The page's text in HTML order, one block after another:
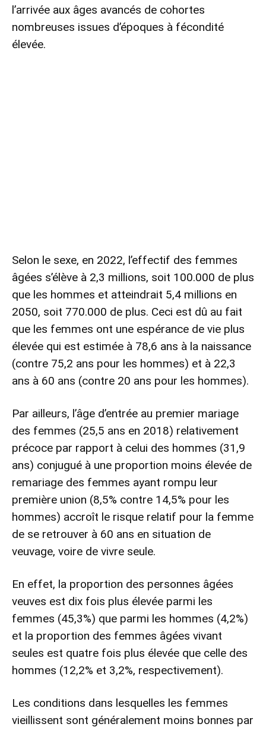
l’arrivée aux âges avancés de cohortes
nombreuses issues d’époques à fécondité
élevée.
Selon le sexe, en 2022, l’effectif des femmes
âgées s’élève à 2,3 millions, soit 100.000 de plus
que les hommes et atteindrait 5,4 millions en
2050, soit 770.000 de plus. Ceci est dû au fait
que les femmes ont une espérance de vie plus
élevée qui est estimée à 78,6 ans à la naissance
(contre 75,2 ans pour les hommes) et à 22,3
ans à 60 ans (contre 20 ans pour les hommes).
Par ailleurs, l’âge d’entrée au premier mariage
des femmes (25,5 ans en 2018) relativement
précoce par rapport à celui des hommes (31,9
ans) conjugué à une proportion moins élevée de
remariage des femmes ayant rompu leur
première union (8,5% contre 14,5% pour les
hommes) accroît le risque relatif pour la femme
de se retrouver à 60 ans en situation de
veuvage, voire de vivre seule.
En effet, la proportion des personnes âgées
veuves est dix fois plus élevée parmi les
femmes (45,3%) que parmi les hommes (4,2%)
et la proportion des femmes âgées vivant
seules est quatre fois plus élevée que celle des
hommes (12,2% et 3,2%, respectivement).
Les conditions dans lesquelles les femmes
vieillissent sont généralement moins bonnes par